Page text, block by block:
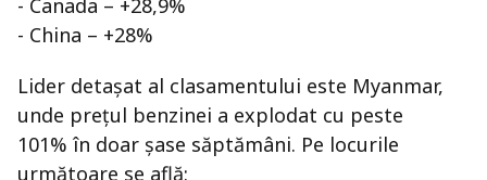
- Canada – +28,9%
- China – +28%
Lider detașat al clasamentului este Myanmar,
unde prețul benzinei a explodat cu peste
101% în doar șase săptămâni. Pe locurile
următoare se află: